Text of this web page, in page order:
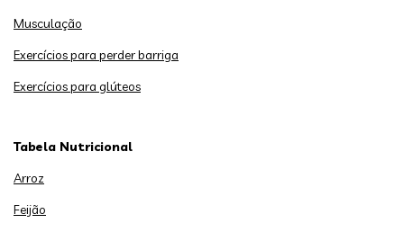
Musculação
Exercícios para perder barriga
Exercícios para glúteos
Tabela Nutricional
Arroz
Feijão